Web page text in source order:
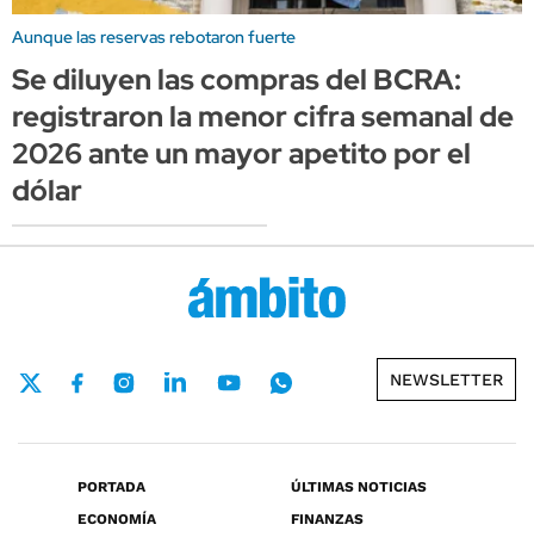
Aunque las reservas rebotaron fuerte
Se diluyen las compras del BCRA:
registraron la menor cifra semanal de
2026 ante un mayor apetito por el
dólar
NEWSLETTER
PORTADA
ÚLTIMAS NOTICIAS
ECONOMÍA
FINANZAS